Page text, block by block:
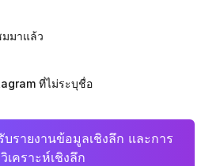
มมาแล้ว
ที่ไม่ระบุชื่อ
รายงานข้อมูลเชิงลึก และการ
วิเคราะห์เชิงลึก